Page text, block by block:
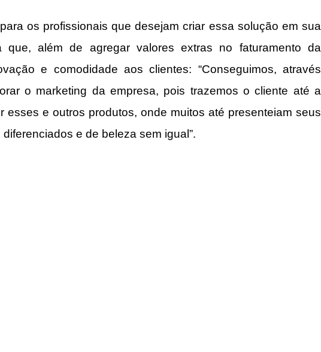
os profissionais que desejam criar essa solução em sua
que, além de agregar valores extras no faturamento da
e comodidade aos clientes: “Conseguimos, através
o marketing da empresa, pois trazemos o cliente até a
esses e outros produtos, onde muitos até presenteiam seus
e de beleza sem igual”.